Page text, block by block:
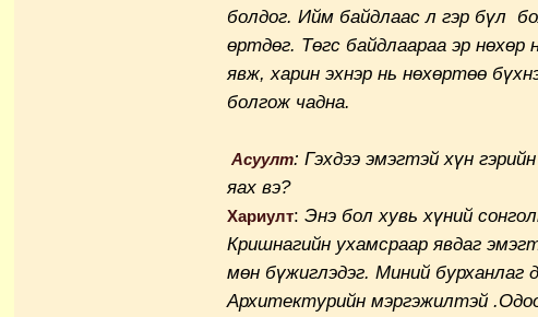
болдог. Ийм байдлаас л гэр бүл
өртдөг. Төгс байдлаараа эр нөхөр
явж, харин эхнэр нь нөхөртөө
болгож чадна.
Асуулт: Гэхдээ эмэгтэй хүн
яах вэ?
Хариулт: Энэ бол хувь хүний
Кришнагийн ухамсраар явдаг
мөн бүжиглэдэг. Миний бурханлаг
Архитектурийн мэргэжилтэй